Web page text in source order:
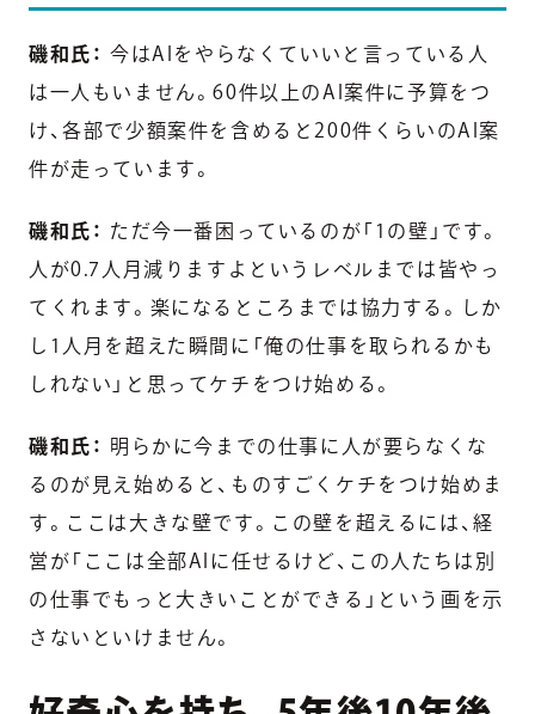
磯和氏： 今はAIをやらなくていいと言っている人
は一人もいません。60件以上のAI案件に予算をつ
け、各部で少額案件を含めると200件くらいのAI案
件が走っています。
磯和氏：
ただ今一番困っているのが「1の壁」です。
人が0.7人月減りますよというレベルまでは皆やっ
てくれます。楽になるところまでは協力する。しか
し1人月を超えた瞬間に「俺の仕事を取られるかも
しれない」と思ってケチをつけ始める。
磯和氏：
明らかに今までの仕事に人が要らなくな
るのが見え始めると、ものすごくケチをつけ始めま
す。ここは大きな壁です。この壁を超えるには、経
営が「ここは全部AIに任せるけど、この人たちは別
の仕事でもっと大きいことができる」という画を示
さないといけません。